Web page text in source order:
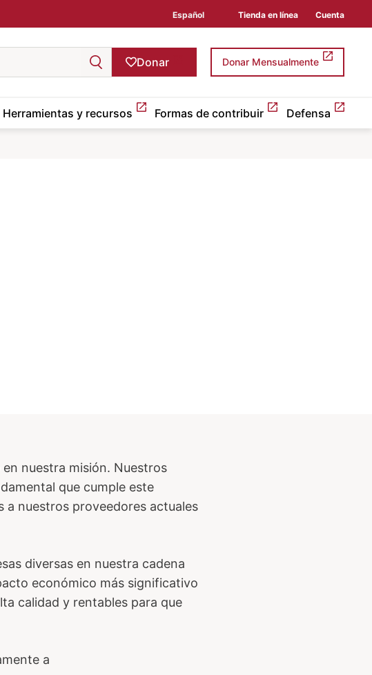
Español Tienda en línea Cuenta
Donar Donar Mensualmente
Herramientas y recursos Formas de contribuir Defensa
nuestra misión. Nuestros
que cumple este
nuestros proveedores actuales
diversas en nuestra cadena
económico más significativo
calidad y rentables para que
a